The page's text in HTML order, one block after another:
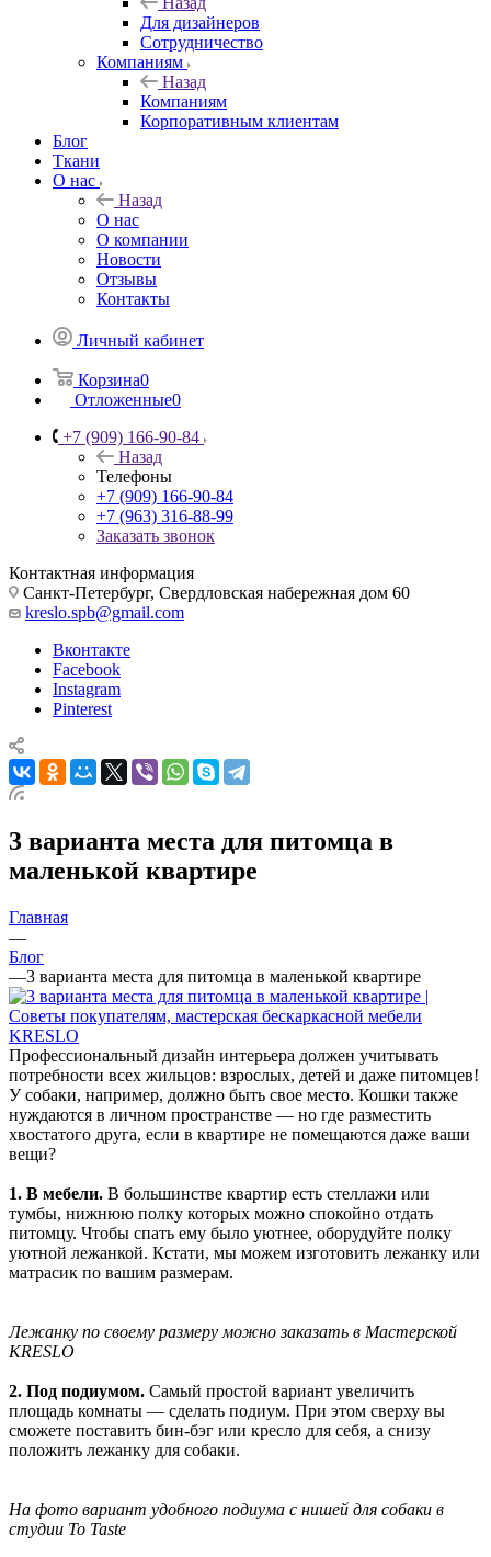
Для дизайнеров
Сотрудничество
Компаниям
Назад
Компаниям
Корпоративным клиентам
Блог
Ткани
О нас
Назад
О нас
О компании
Новости
Отзывы
Контакты
Личный кабинет
Корзина0
Отложенные0
+7 (909) 166-90-84
Назад
Телефоны
+7 (909) 166-90-84
+7 (963) 316-88-99
Заказать звонок
Контактная информация
Санкт-Петербург, Свердловская набережная дом 60
kreslo.spb@gmail.com
Вконтакте
Facebook
Instagram
Pinterest
3 варианта места для питомца в
маленькой квартире
Главная
—
Блог
—3 варианта места для питомца в маленькой квартире
Профессиональный дизайн интерьера должен учитывать
потребности всех жильцов: взрослых, детей и даже питомцев!
У собаки, например, должно быть свое место. Кошки также
нуждаются в личном пространстве — но где разместить
хвостатого друга, если в квартире не помещаются даже ваши
вещи?
1. В мебели. В большинстве квартир есть стеллажи или
тумбы, нижнюю полку которых можно спокойно отдать
питомцу. Чтобы спать ему было уютнее, оборудуйте полку
уютной лежанкой. Кстати, мы можем изготовить лежанку или
матрасик по вашим размерам.
Лежанку по своему размеру можно заказать в Мастерской
KRESLO
2. Под подиумом. Самый простой вариант увеличить
площадь комнаты — сделать подиум. При этом сверху вы
сможете поставить бин-бэг или кресло для себя, а снизу
положить лежанку для собаки.
На фото вариант удобного подиума с нишей для собаки в
студии To Taste